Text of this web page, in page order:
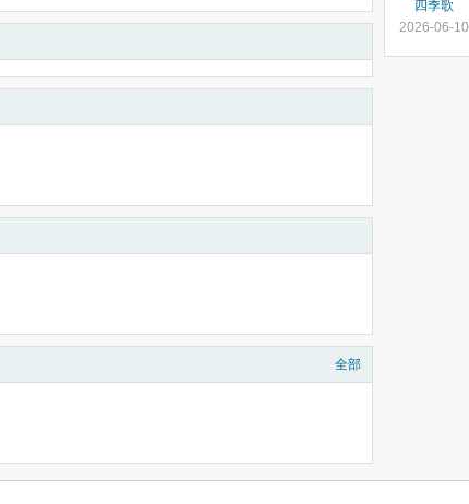
全部
四季歌
2026-06-10